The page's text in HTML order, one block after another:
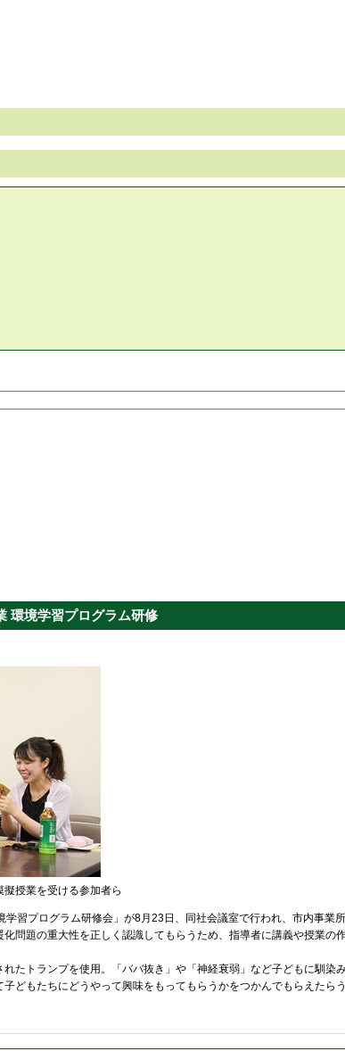
環境学習プログラム研修
授業を受ける参加者ら
習プログラム研修会」が8月23日、同社会議室で行われ、市内事業
問題の重大性を正しく認識してもらうため、指導者に講義や授業
たトランプを使用。「ババ抜き」や「神経衰弱」など子どもに馴染
どもたちにどうやって興味をもってもらうかをつかんでもらえたら